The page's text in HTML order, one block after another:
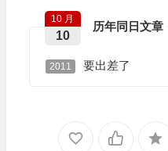
历年同日文章
10 月
10
2011 要出差了